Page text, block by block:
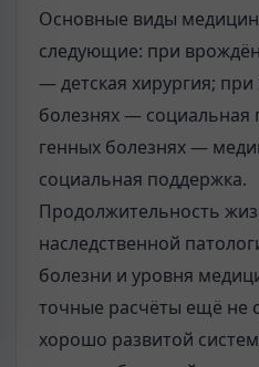
Основные виды
следующие: при
— детская хирургия;
болезнях — социальная
генных болезнях —
социальная поддержка.
Продолжительность
наследственной
болезни и уровня
точные расчёты ещё не
хорошо развитой